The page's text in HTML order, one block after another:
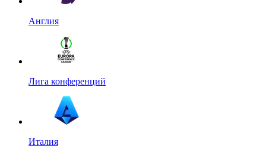
Англия
Лига конференций
Италия